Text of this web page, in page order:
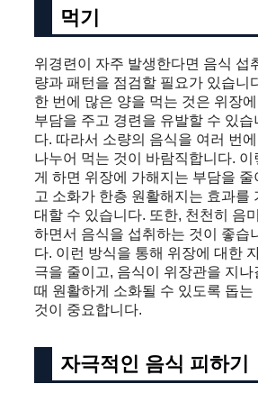
먹기
위경련이 자주 발생한다면 음식 섭
량과 패턴을 점검할 필요가 있습니
한 번에 많은 양을 먹는 것은 위장에
부담을 주고 경련을 유발할 수 있습
다. 따라서 소량의 음식을 여러 번에
나누어 먹는 것이 바람직합니다. 이
게 하면 위장에 가해지는 부담을 줄
고 소화가 한층 원활해지는 효과를
대할 수 있습니다. 또한, 천천히 음미
하면서 음식을 섭취하는 것이 좋습
다. 이런 방식을 통해 위장에 대한
극을 줄이고, 음식이 위장관을 지나
때 원활하게 소화될 수 있도록 돕는
것이 중요합니다.
자극적인 음식 피하기